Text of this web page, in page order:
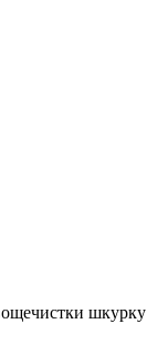
шкурку